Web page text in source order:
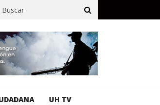
en obras de terracería
UH TV